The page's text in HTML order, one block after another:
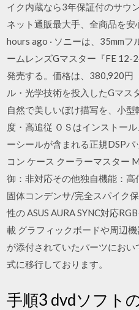
イク内蔵なら3年保証付のサウ
ネット通販最大手、全商品を
hours ago · ソニーは、35mm
ームレンズGマスター『FE 12-
発売する。価格は、380,920円
ル・光学技術を投入したGマス
自然で美しいぼけ描写を、小
度・高追従 ＯＳはインストー
ーシールが含まれる正規DSP
コン ケース クーラーマスター
御：非対応その他独自機能：
固体コンデンサ/完全スパイク
性の ASUS AURA SYNC対応
載 グラフィックボードや周辺
が添付されていたパーツにお
式に移行しております。
手順3 dvdソフト